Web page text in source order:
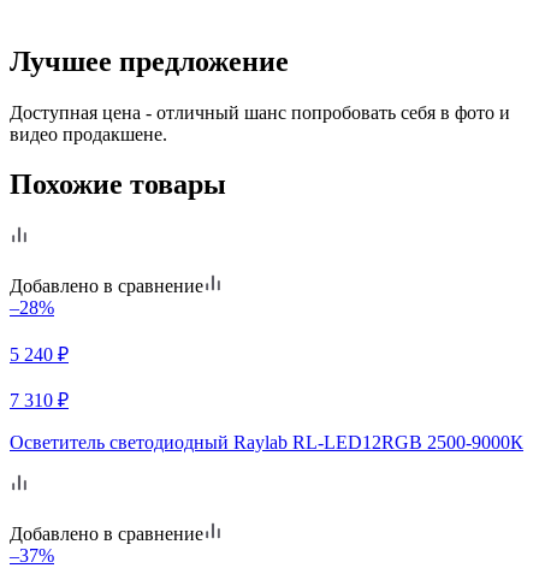
Лучшее предложение
Доступная цена - отличный шанс попробовать себя в фото и
видео продакшене.
Похожие товары
Добавлено в сравнение
–28%
5 240 ₽
7 310 ₽
Осветитель светодиодный Raylab RL-LED12RGB 2500-9000К
Добавлено в сравнение
–37%